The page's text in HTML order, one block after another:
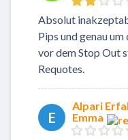
Absolut
Pips und genau
vor dem Stop Out
Requotes.
E
Alpari
Emma